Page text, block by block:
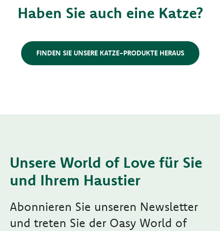
Haben Sie auch eine Katze?
FINDEN SIE UNSERE KATZE-PRODUKTE HERAUS
Unsere World of Love für Sie
und Ihrem Haustier
Abonnieren Sie unseren Newsletter
und treten Sie der Oasy World of